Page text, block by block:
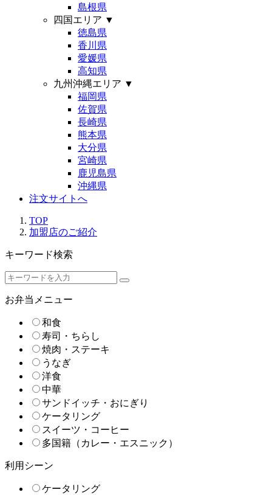
島根県
四国エリア ▼
徳島県
香川県
愛媛県
高知県
九州沖縄エリア ▼
福岡県
佐賀県
長崎県
熊本県
大分県
宮崎県
鹿児島県
沖縄県
注文サイトへ
TOP
加盟店のご紹介
キーワード検索
お弁当メニュー
和食
寿司・ちらし
焼肉・ステーキ
うなぎ
洋食
中華
サンドイッチ・おにぎり
ケータリング
スイーツ・コーヒー
多国籍（カレー・エスニック）
利用シーン
ケータリング